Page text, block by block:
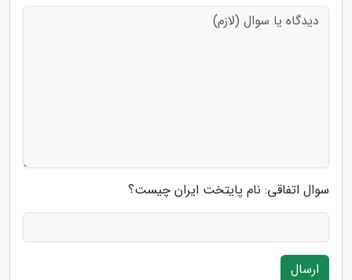
سوال اتفاقی: نام پایتخت ایران چیست؟
ارسال